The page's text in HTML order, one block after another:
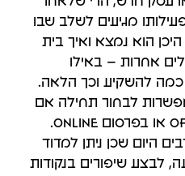
מגיעים לשלב שבו
הוא נמצא ואיך בית
אחרות – באילו
כמה להשקיע וכך הלאה.
לבחור תחילה אם
הוא משקיע בפרסום OFFLINE או בפרסום ONLINE.
היום שכן ניתן למדוד
לבצע שיפורים בנקודות